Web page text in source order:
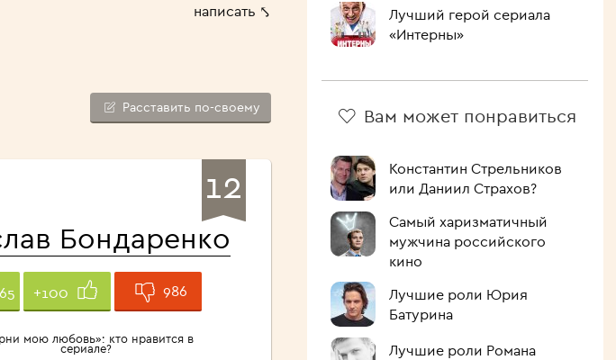
от вас голова. Да пребудет роза
строчек? Каково тебе по песку Волочить
пустыни щепотью соды Ни жива шипит,
переводы, Как болит от вас голова.
написать ⤣
Расставить по-своему
12
Бондаренко
+100 986
мою любовь»: кто нравится в
сериале?
Лучший герой сериала
«Интерны»
Вам может понравиться
Константин Стрельников
или Даниил Страхов?
Самый харизматичный
мужчина российского
кино
Лучшие роли Юрия
Батурина
Лучшие роли Романа